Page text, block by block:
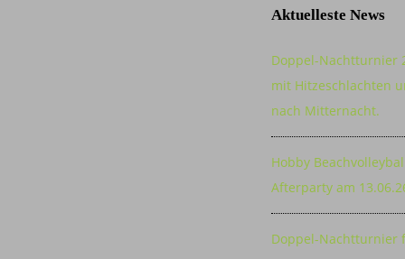
Aktuelleste News
Doppel-Nachtturnier
mit Hitzeschlachten
nach Mitternacht.
Hobby
Afterparty am
Doppel-Nachtturnier